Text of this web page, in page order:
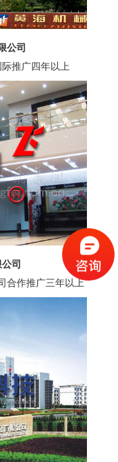
公司
推广四年以上
司
合作推广三年以上